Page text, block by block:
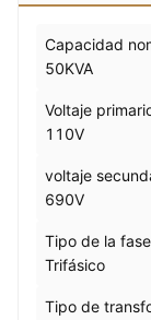
Capacidad
50KVA
Voltaje
110V
voltaje
690V
Tipo de la
Trifásico
Tipo de